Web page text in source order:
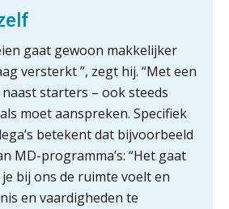
gaat gewoon makkelijker
versterkt ”, zegt hij. “Met een
starters – ook steeds
moet aanspreken. Specifiek
betekent dat bijvoorbeeld
MD-programma’s: “Het gaat
bij ons de ruimte voelt en
en vaardigheden te
Zomer. Tijd om je loopbaan onder
Q Home: DAC7-compliant opschalen
als verhuurplatform voor
vakantiewoningen
5 signalen dat jouw relatiebeheer
niet meer werkt (en hoe je dat oplost)